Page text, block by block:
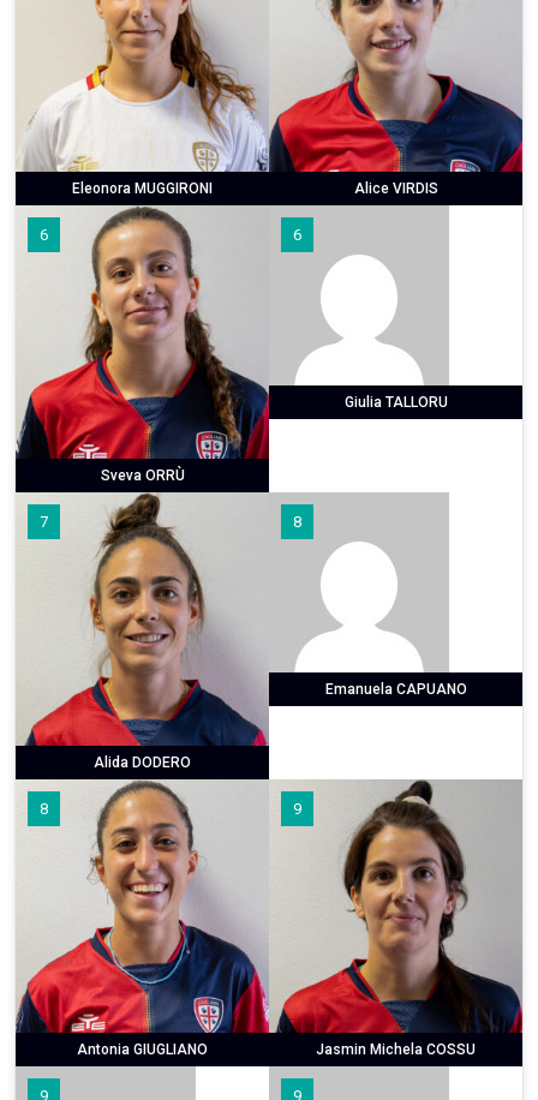
Eleonora MUGGIRONI Alice VIRDIS
6
Sveva ORRÙ
6
Giulia TALLORU
7
Alida DODERO
8
Emanuela CAPUANO
8
Antonia GIUGLIANO
9
Jasmin Michela COSSU
9 9